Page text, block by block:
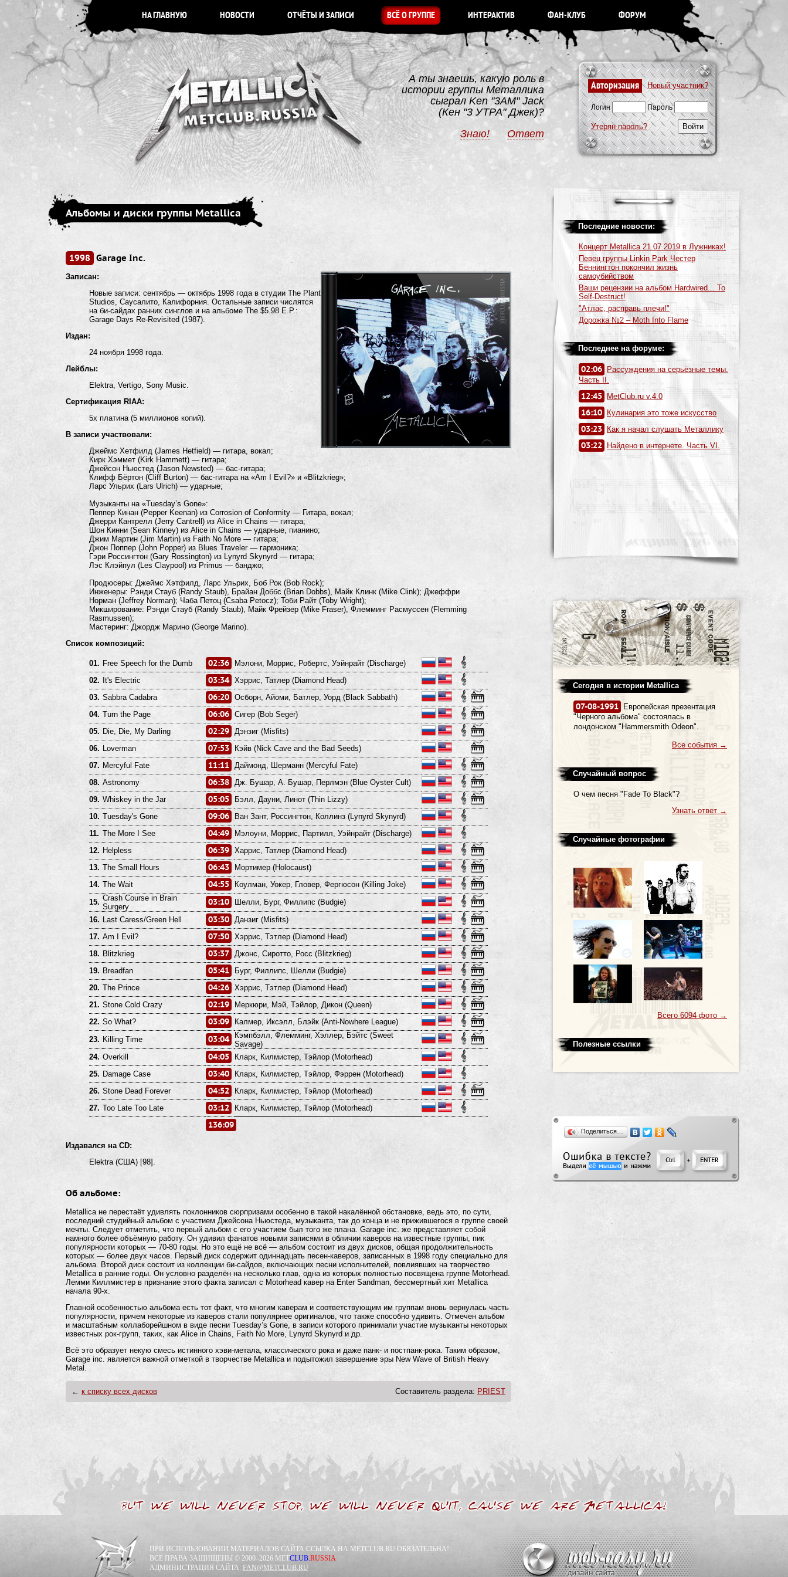
НА ГЛАВНУЮ НОВОСТИ ОТЧЁТЫ И ЗАПИСИ ВСЁ О ГРУППЕ ИНТЕРАКТИВ ФАН-КЛУБ ФОРУМ
Авторизация Новый участник?
Логин Пароль
Утерян пароль?
А ты знаешь, какую роль в
истории группы Металлика
сыграл Ken "3AM" Jack
(Кен "3 УТРА" Джек)?
Знаю!
Ответ
Альбомы и диски группы Metallica
1998 Garage Inc.
Записан:
Новые записи: сентябрь — октябрь 1998 года в студии The Plant
Studios, Саусалито, Калифорния. Остальные записи числятся
на би-сайдах ранних синглов и на альбоме The $5.98 E.P.:
Garage Days Re-Revisited (1987).
Издан:
24 ноября 1998 года.
Лейблы:
Elektra, Vertigo, Sony Music.
Сертификация RIAA:
5x платина (5 миллионов копий).
В записи участвовали:
Джеймс Хетфилд (James Hetfield) — гитара, вокал;
Кирк Хэммет (Kirk Hammett) — гитара;
Джейсон Ньюстед (Jason Newsted) — бас-гитара;
Клифф Бёртон (Cliff Burton) — бас-гитара на «Am I Evil?» и «Blitzkrieg»;
Ларс Ульрих (Lars Ulrich) — ударные;
Музыканты на «Tuesday’s Gone»:
Пеппер Кинан (Pepper Keenan) из Corrosion of Conformity — Гитара, вокал;
Джерри Кантрелл (Jerry Cantrell) из Alice in Chains — гитара;
Шон Кинни (Sean Kinney) из Alice in Chains — ударные, пианино;
Джим Мартин (Jim Martin) из Faith No More — гитара;
Джон Поппер (John Popper) из Blues Traveler — гармоника;
Гэри Россингтон (Gary Rossington) из Lynyrd Skynyrd — гитара;
Лэс Клэйпул (Les Claypool) из Primus — банджо;
Продюсеры: Джеймс Хэтфилд, Ларс Ульрих, Боб Рок (Bob Rock);
Инженеры: Рэнди Стауб (Randy Staub), Брайан Доббс (Brian Dobbs), Майк Клинк (Mike Clink); Джеффри
Норман (Jeffrey Norman); Чаба Петоц (Csaba Petocz); Тоби Райт (Toby Wright);
Микширование: Рэнди Стауб (Randy Staub), Майк Фрейзер (Mike Fraser), Флемминг Расмуссен (Flemming
Rasmussen);
Мастеринг: Джордж Марино (George Marino).
Список композиций:
01. Free Speech for the Dumb 02:36
Мэлони, Моррис, Робертс, Уэйнрайт (Discharge)
02.
It's Electric 03:34 Хэррис, Татлер (Diamond Head)
03. Sabbra Cadabra 06:20 Осборн, Айоми, Батлер, Уорд (Black Sabbath)
04. Turn the Page 06:06 Сигер (Bob Seger)
05. Die, Die, My Darling 02:29 Дэнзиг (Misfits)
06. Loverman 07:53
Кэйв (Nick Cave and the Bad Seeds)
07. Mercyful Fate 11:11 Даймонд, Шерманн (Mercyful Fate)
08. Astronomy 06:38 Дж. Бушар, А. Бушар, Перлмэн (Blue Oyster Cult)
09. Whiskey in the Jar 05:05
Бэлл, Дауни, Линот (Thin Lizzy)
10. Tuesday's Gone 09:06
Ван Зант, Россингтон, Коллинз (Lynyrd Skynyrd)
11. The More I See 04:49
Мэлоуни, Моррис, Партилл, Уэйнрайт (Discharge)
12. Helpless 06:39 Харрис, Татлер (Diamond Head)
13. The Small Hours 06:43
Мортимер (Holocaust)
14. The Wait 04:55
Коулман, Уокер, Гловер, Фергюсон (Killing Joke)
15. Crash Course in Brain
Surgery
03:10
Шелли, Бург, Филлипс (Budgie)
16. Last Caress/Green Hell 03:30 Данзиг (Misfits)
17. Am I Evil? 07:50 Хэррис, Тэтлер (Diamond Head)
18. Blitzkrieg 03:37 Джонс, Сиротто, Росс (Blitzkrieg)
19. Breadfan 05:41
Бург, Филлипс, Шелли (Budgie)
20. The Prince 04:26 Хэррис, Тэтлер (Diamond Head)
21. Stone Cold Crazy 02:19
Меркюри, Мэй, Тэйлор, Дикон (Queen)
22. So What? 03:09
Калмер, Иксэлл, Блэйк (Anti-Nowhere League)
23. Killing Time 03:04
Кэмпбэлл, Флемминг, Хэллер, Бэйтс (Sweet
Savage)
24. Overkill 04:05
Кларк, Килмистер, Тэйлор (Motorhead)
25. Damage Case 03:40
Кларк, Килмистер, Тэйлор, Фэррен (Motorhead)
26. Stone Dead Forever 04:52
Кларк, Килмистер, Тэйлор (Motorhead)
27. Too Late Too Late 03:12 Кларк, Килмистер, Тэйлор (Motorhead)
136:09
Издавался на CD:
Elektra (США) [98].
Об альбоме:
Metallica не перестаёт удивлять поклонников сюрпризами особенно в такой накалённой обстановке, ведь это, по сути,
последний студийный альбом с участием Джейсона Ньюстеда, музыканта, так до конца и не прижившегося в группе своей
мечты. Следует отметить, что первый альбом с его участием был того же плана. Garage inc. же представляет собой
намного более объёмную работу. Он удивил фанатов новыми записями в обличии каверов на известные группы, пик
популярности которых — 70-80 годы. Но это ещё не всё — альбом состоит из двух дисков, общая продолжительность
которых — более двух часов. Первый диск содержит одиннадцать песен-каверов, записанных в 1998 году специально для
альбома. Второй диск состоит из коллекции би-сайдов, включающих песни исполнителей, повлиявших на творчество
Metallica в ранние годы. Он условно разделён на несколько глав, одна из которых полностью посвящена группе Motorhead.
Лемми Киллмистер в признание этого факта записал с Motorhead кавер на Enter Sandman, бессмертный хит Metallica
начала 90-х.
Главной особенностью альбома есть тот факт, что многим каверам и соответствующим им группам вновь вернулась часть
популярности, причем некоторые из каверов стали популярнее оригиналов, что также способно удивить. Отмечен альбом
и масштабным коллаборейшном в виде песни Tuesday’s Gone, в записи которого принимали участие музыканты некоторых
известных рок-групп, таких, как Alice in Chains, Faith No More, Lynyrd Skynyrd и др.
Всё это образует некую смесь истинного хэви-метала, классического рока и даже панк- и постпанк-рока. Таким образом,
Garage inc. является важной отметкой в творчестве Metallica и подытожил завершение эры New Wave of British Heavy
Metal.
← к списку всех дисков Составитель раздела: PRIEST
Последние новости:
Концерт Metallica 21.07.2019 в Лужниках!
Певец группы Linkin Park Честер
Беннингтон покончил жизнь
самоубийством
Ваши рецензии на альбом Hardwired... To
Self-Destruct!
"Атлас, расправь плечи!"
Дорожка №2 – Moth Into Flame
Последнее на форуме:
02:06
Рассуждения на серьёзные темы.
Часть II.
12:45 MetClub.ru v.4.0
16:10 Кулинария это тоже искусство
03:23 Как я начал слушать Металлику
03:22 Найдено в интернете. Часть VI.
Сегодня в истории Metallica
07-08-1991
Европейская презентация
"Черного альбома" состоялась в
лондонском "Hammersmith Odeon".
Все события →
Случайный вопрос
О чем песня "Fade To Black"?
Узнать ответ →
Случайные фотографии
Всего 6094 фото →
Полезные ссылки
Поделиться…
ПРИ ИСПОЛЬЗОВАНИИ МАТЕРИАЛОВ САЙТА ССЫЛКА НА METCLUB.RU ОБЯЗАТЕЛЬНА!
ВСЕ ПРАВА ЗАЩИЩЕНЫ © 2000–2026 METCLUB.RUSSIA
АДМИНИСТРАЦИЯ САЙТА: FAN@METCLUB.RU